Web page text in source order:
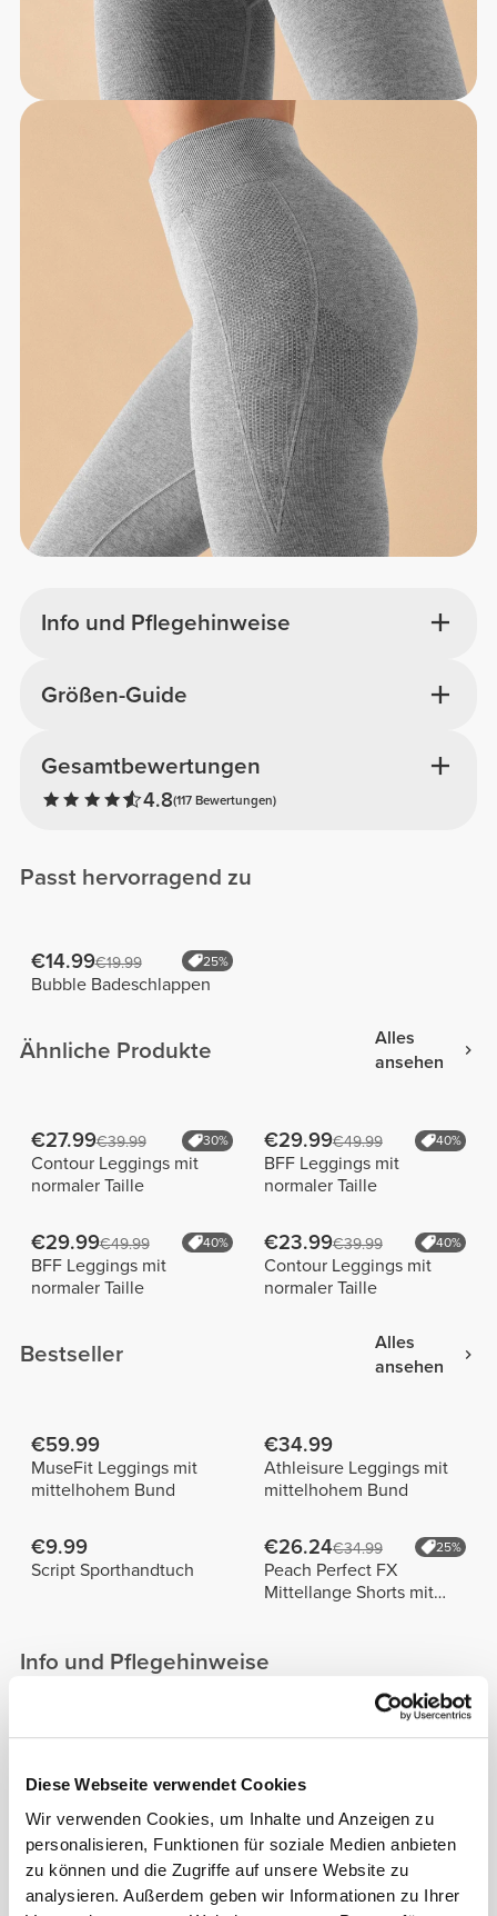
Diese Webseite verwendet Cookies
Wir verwenden Cookies, um Inhalte und Anzeigen zu
personalisieren, Funktionen für soziale Medien anbieten
zu können und die Zugriffe auf unsere Website zu
analysieren. Außerdem geben wir Informationen zu Ihrer
Info und Pflegehinweise
Gesamtbewertungen
4.8(117 Bewertungen)
Größen-Guide
Passt hervorragend zu
€14.99€19.99 25%
Bubble Badeschlappen
Ähnliche Produkte
Alles
ansehen
€27.99€39.99 30%
Contour Leggings mit
normaler Taille
€29.99€49.99 40%
BFF Leggings mit
normaler Taille
€29.99€49.99 40%
BFF Leggings mit
normaler Taille
€23.99€39.99 40%
Contour Leggings mit
normaler Taille
Bestseller
Alles
ansehen
€59.99
MuseFit Leggings mit
mittelhohem Bund
€34.99
Athleisure Leggings mit
mittelhohem Bund
€9.99
Script Sporthandtuch
€26.24€34.99 25%
Peach Perfect FX
Mittellange Shorts mit
Info und Pflegehinweise
Siehe Größentabelle in der Beschreibung.